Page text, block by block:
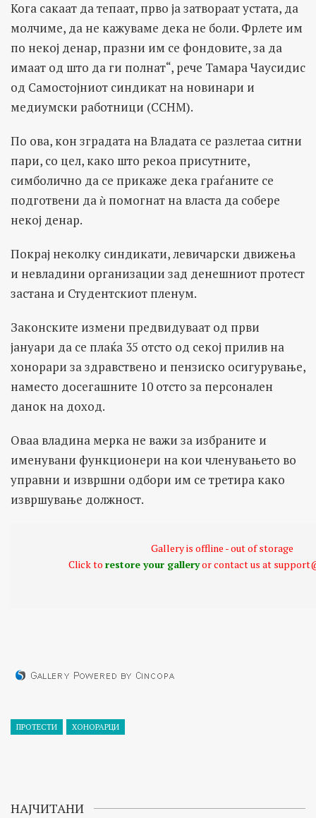
Кога сакаат да тепаат, прво ја затвораат устата, да
молчиме, да не кажуваме дека не боли. Фрлете им
по некој денар, празни им се фондовите, за да
имаат од што да ги полнат“, рече Тамара Чаусидис
од Самостојниот синдикат на новинари и
медиумски работници (ССНМ).
По ова, кон зградата на Владата се разлетаа ситни
пари, со цел, како што рекоа присутните,
симболично да се прикаже дека граѓаните се
подготвени да ѝ помогнат на власта да собере
некој денар.
Покрај неколку синдикати, левичарски движења
и невладини организации зад денешниот протест
застана и Студентскиот пленум.
Законските измени предвидуваат од први
јануари да се плаќа 35 отсто од секој прилив на
хонорари за здравствено и пензиско осигурување,
наместо досегашните 10 отсто за персонален
данок на доход.
Оваа владина мерка не важи за избраните и
именувани функционери на кои членувањето во
управни и извршни одбори им се третира како
извршување должност.
Gallery is offline - out of storage
Click to restore your galleryor contact us at
ПРОТЕСТИ ХОНОРАРЦИ
НАЈЧИТАНИ